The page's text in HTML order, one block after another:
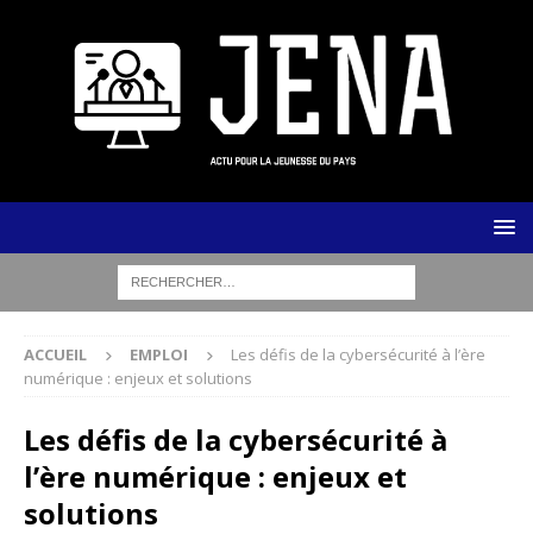
ACCUEIL EMPLOI
Les défis de la cybersécurité à l’ère
numérique : enjeux et solutions
Les défis de la cybersécurité à
l’ère numérique : enjeux et
solutions